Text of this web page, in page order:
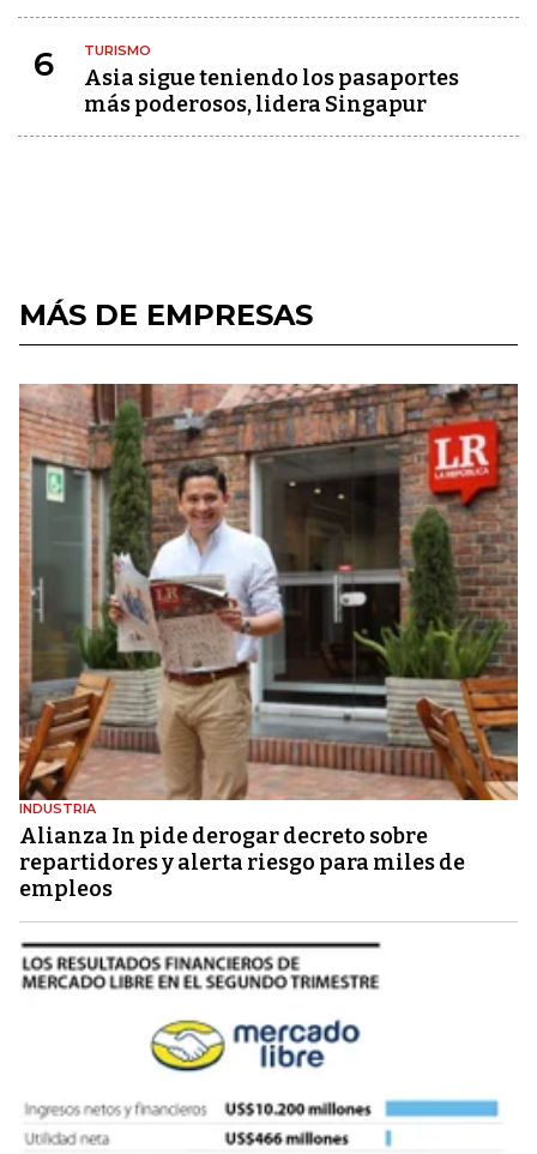
6 TURISMO
Asia sigue teniendo los pasaportes
más poderosos, lidera Singapur
MÁS DE EMPRESAS
INDUSTRIA
Alianza In pide derogar decreto sobre
repartidores y alerta riesgo para miles de
empleos